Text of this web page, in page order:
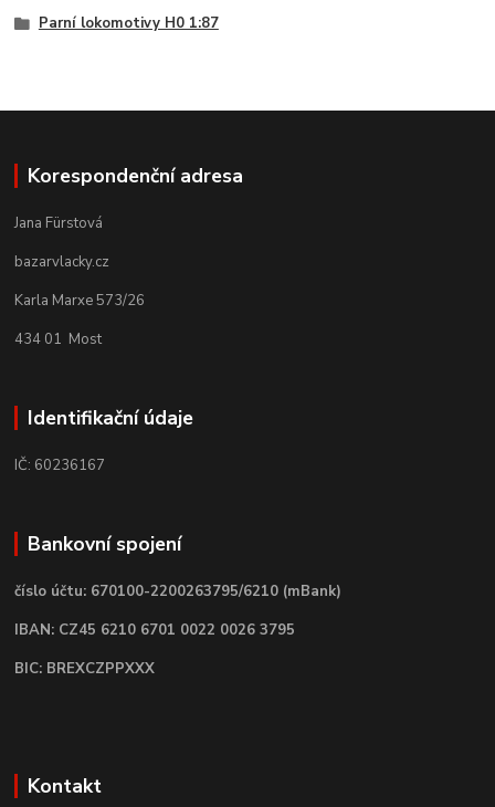
Parní lokomotivy H0 1:87
Korespondenční adresa
Jana Fürstová
bazarvlacky.cz
Karla Marxe 573/26
434 01 Most
Identifikační údaje
IČ: 60236167
Bankovní spojení
číslo účtu: 670100-2200263795/6210 (mBank)
IBAN: CZ45 6210 6701 0022 0026 3795
BIC: BREXCZPPXXX
Kontakt